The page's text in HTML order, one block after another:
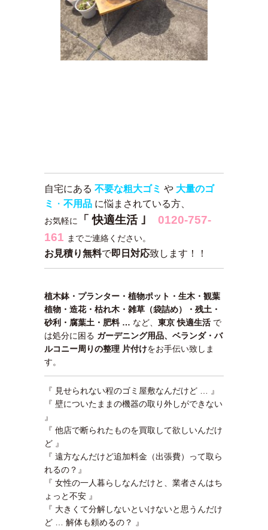
自宅にある 不要な粗大ゴミ や 大量のゴ
ミ
・ 不用品 に悩まされている方、
お気軽に 「 快適生活 ｣ 0120-757-
161 までご連絡ください。
お見積り無料で即日対応致します！！
植木鉢・プランター・植物ポット・生木・観葉
植物・造花・枯れ木・雑草（袋詰め）・残土・
砂利・腐葉土・肥料 … など、 東京 快適生活 で
は処分に困る ガーデニング用品、ベランダ・バ
ルコニー周りの整理 片付けをお手伝い致しま
す。
『 見せられない程のゴミ屋敷なんだけど … 』
『 壁についたままの機器の取り外しができない
』
『 他店で断られたものを買取して欲しいんだけ
ど 』
『 遠方なんだけど追加料金（出張費）って取ら
れるの？』
『 女性の一人暮らしなんだけと、業者さんはち
ょっと不安 』
『 大きくて分解しないといけないと思うんだけ
ど … 解体も頼めるの？ 』